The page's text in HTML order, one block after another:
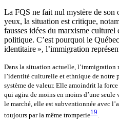
La FQS ne fait nul mystère de son
yeux, la situation est critique,
fausses idées du marxisme culturel
politique. C’est pourquoi le
identitaire », l’immigration
Dans la situation actuelle, l’immigration
l’identité culturelle et ethnique de notre
système de valeur. Elle amoindrit la
qui agira de moins en moins d’une
le marché, elle est subventionnée avec
toujours par la même tromperie19.